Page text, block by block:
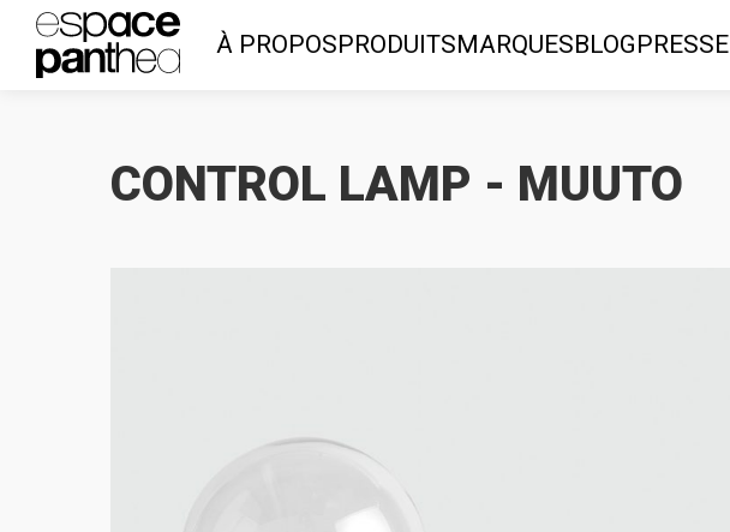
À PROPOSPRODUITSMARQUESBLOGPRESSE
CONTROL LAMP - MUUTO